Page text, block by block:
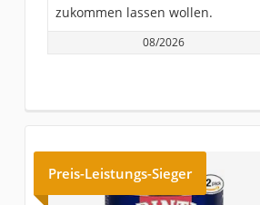
zukommen lassen wollen.
08/2026
Preis-Leistungs-Sieger